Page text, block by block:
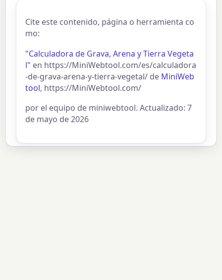
Cite este contenido, página o herramienta co
mo:
"Calculadora de Grava, Arena y Tierra Vegeta
l" en https://MiniWebtool.com/es/calculadora
-de-grava-arena-y-tierra-vegetal/ de MiniWeb
tool, https://MiniWebtool.com/
por el equipo de miniwebtool. Actualizado: 7
de mayo de 2026